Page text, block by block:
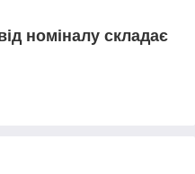
номіналу складає